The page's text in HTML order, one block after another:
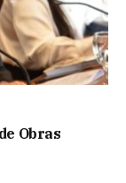
Obras